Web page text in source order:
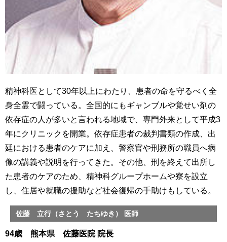
精神科医として30年以上にわたり、患者の命を守るべく全
身全霊で闘っている。全国的にもギャンブルや覚せい剤の
依存症の人が多いと言われる地域で、専門外来として平成3
年にクリニックを開業。依存症患者の裁判書類の作成、出
廷における患者のケアに加え、警察官や刑務所の職員へ病
像の講義や説明を行ってきた。その他、刑を終えて出所し
た患者のケアのため、精神科グループホームや寮を設立
し、住居や就職の援助など社会復帰の手助けもしている。
佐藤 立行（さとう たちゆき） 医師
94歳 熊本県 佐藤医院 院長